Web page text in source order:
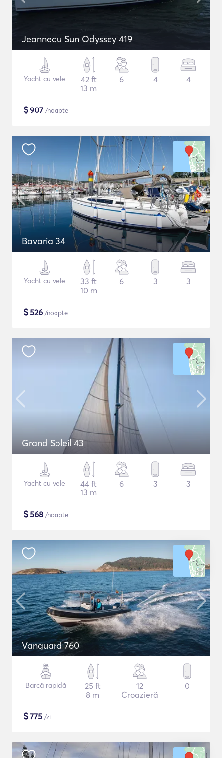
Jeanneau Sun Odyssey 419
Yacht cu vele
42 ft
13 m
6 4 4
$907 /noapte
Bavaria 34
Yacht cu vele
33 ft
10 m
6 3 3
$526 /noapte
Grand Soleil 43
Yacht cu vele
44 ft
13 m
6 3 3
$568 /noapte
Vanguard 760
Barcă rapidă
25 ft
8 m
12
Croazieră
0
$775 /zi